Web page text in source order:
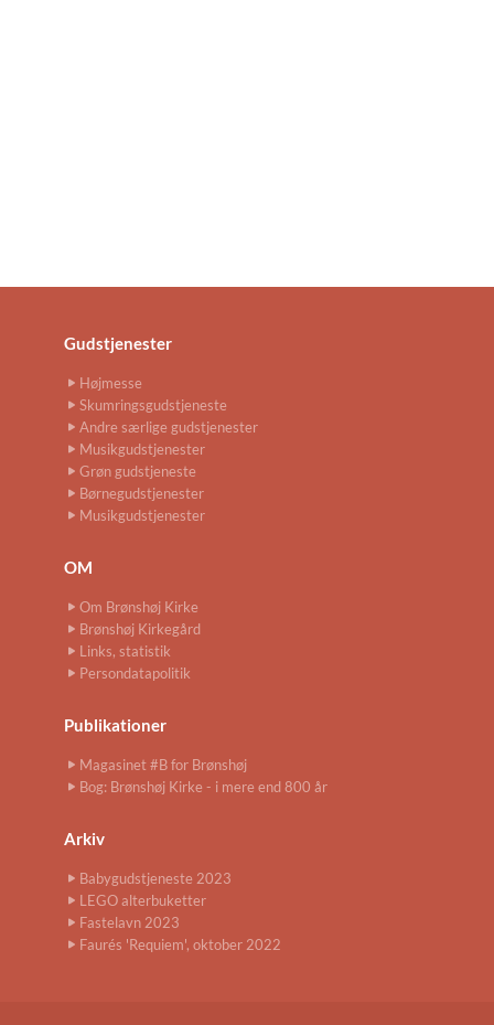
Gudstjenester
Højmesse
Skumringsgudstjeneste
Andre særlige gudstjenester
Musikgudstjenester
Grøn gudstjeneste
Børnegudstjenester
Musikgudstjenester
OM
Om Brønshøj Kirke
Brønshøj Kirkegård
Links, statistik
Persondatapolitik
Publikationer
Magasinet #B for Brønshøj
Bog: Brønshøj Kirke - i mere end 800 år
Arkiv
Babygudstjeneste 2023
LEGO alterbuketter
Fastelavn 2023
Faurés 'Requiem', oktober 2022